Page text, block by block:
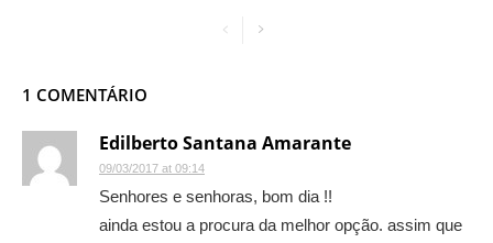
1 COMENTÁRIO
Edilberto Santana Amarante
09/03/2017 at 09:14
Senhores e senhoras, bom dia !!
ainda estou a procura da melhor opção. assim que